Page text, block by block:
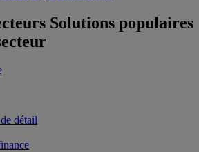
Solutions populaires
détail